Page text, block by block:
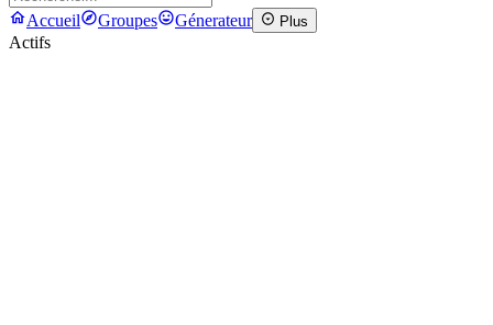
Accueil Groupes Génerateur Plus
Actifs